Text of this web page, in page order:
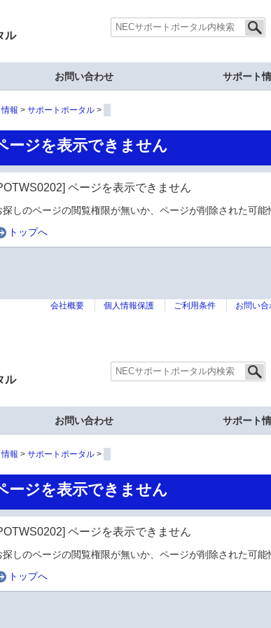
ル
お問い合わせ サポート
報 サポートポータル
ージを表示できません
ページを表示できません
探しのページの閲覧権限が無いか、ページが削除された可能
トップへ
会社概要 個人情報保護 ご利用条件 お問い合
ル
お問い合わせ サポート
報 サポートポータル
ージを表示できません
ページを表示できません
探しのページの閲覧権限が無いか、ページが削除された可能
トップへ